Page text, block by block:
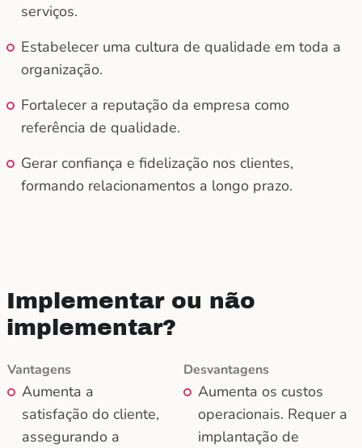
serviços.
Estabelecer uma cultura de qualidade em toda a
organização.
Fortalecer a reputação da empresa como
referência de qualidade.
Gerar confiança e fidelização nos clientes,
formando relacionamentos a longo prazo.
Implementar ou não
implementar?
Vantagens Desvantagens
Aumenta a
satisfação do cliente,
assegurando a
Aumenta os custos
operacionais. Requer a
implantação de